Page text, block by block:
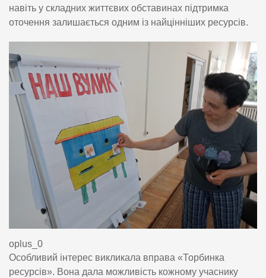
навіть у складних життєвих обставинах підтримка
оточення залишається одним із найцінніших ресурсів.
oplus_0
Особливий інтерес викликала вправа «Торбинка
ресурсів». Вона дала можливість кожному учаснику